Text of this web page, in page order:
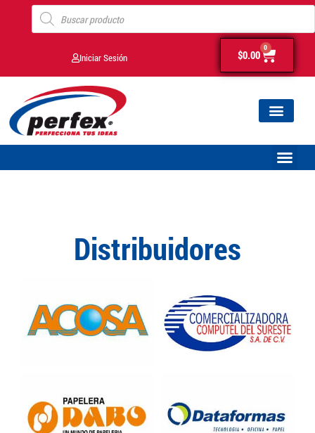
Iniciar Sesión $0.00
0
Distribuidores